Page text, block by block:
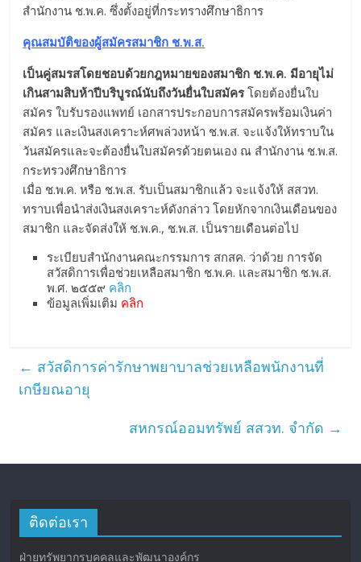
สำนักงาน ช.พ.ค. ซึ่งตั้งอยู่ที่กระทรางศึกษาธิการ
คุณสมบัติของผู้สมัครสมาชิก ช.พ.ส.
เป็นคู่สมรสโดยชอบด้วยกฎหมายของสมาชิก ช.พ.ค. มีอายุไม่
เกินสามสิบห้าปีบริบูรณ์นับถึงวันยื่นใบสมัครโดยต้องยื่นใบ
สมัคร ใบรับรองแพทย์ เอกสารประกอบการสมัครพร้อมเงินค่า
สมัคร และเงินสงเคราะห์ศพล่วงหน้า ช.พ.ส. จะแจ้งให้ทราบใน
วันสมัครและจะต้องยื่นใบสมัครด้วยตนเอง ณ สำนักงาน ช.พ.ส.
กระทรวงศึกษาธิการ
เมื่อ ช.พ.ค. หรือ ช.พ.ส. รับเป็นสมาชิกแล้ว จะแจ้งให้ สสวท.
ทราบเพื่อนำส่งเงินสงเคราะห์ดังกล่าว โดยหักจากเงินเดือนของ
สมาชิก และจัดส่งให้ ช.พ.ค., ช.พ.ส. เป็นรายเดือนต่อไป
ระเบียบสำนักงานคณะกรรมการ สกสค. ว่าด้วย การจัด
สวัสดิการเพื่อช่วยเหลือสมาชิก ช.พ.ค. และสมาชิก ช.พ.ส.
พ.ศ. ๒๕๕๙ คลิก
ข้อมูลเพิ่มเติม คลิก
← สวัสดิการค่ารักษาพยาบาลช่วยเหลือพนักงานที่
เกษียณอายุ
สหกรณ์ออมทรัพย์ สสวท. จำกัด →
ติดต่อเรา
ฝ่ายทรัพยากรบุคคลและพัฒนาองค์กร